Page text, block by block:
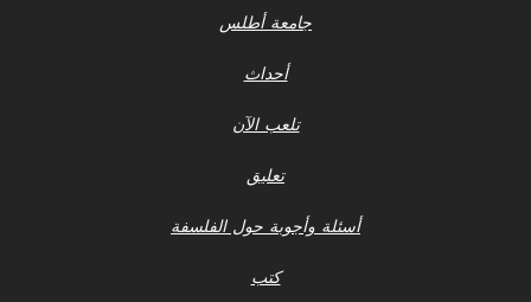
جامعة أطلس
أحداث
تلعب الآن
تعليق
أسئلة وأجوبة حول الفلسفة
كتب